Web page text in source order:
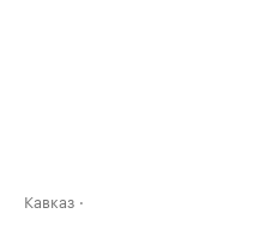
Кавказ